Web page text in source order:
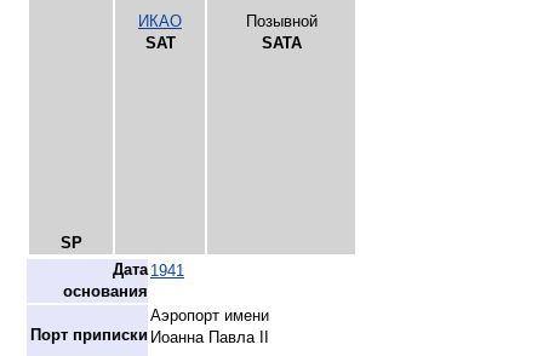
SP
ИКАО
SAT
Позывной
SATA
Дата
основания
1941
Порт приписки
Аэропорт имени
Иоанна Павла II